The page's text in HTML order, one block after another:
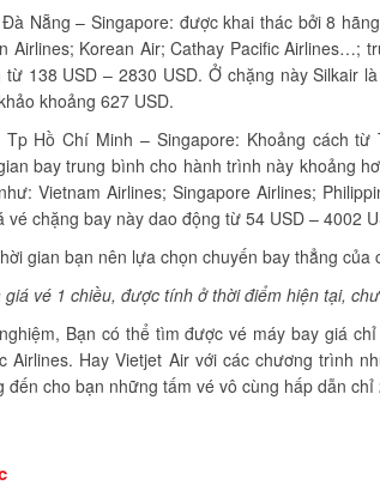
Nẵng – Singapore: được khai thác bởi 8
Airlines; Korean Air; Cathay Pacific Airlines…;
từ 138 USD – 2830 USD. Ở chặng này Silkair
khoảng 627 USD.
Hồ Chí Minh – Singapore: Khoảng cách
bay trung bình cho hành trình này khoảng
Vietnam Airlines; Singapore Airlines;
vé chặng bay này dao động từ 54 USD – 4002
gian bạn nên lựa chọn chuyến bay thẳng
vé 1 chiều, được tính ở thời điểm hiện tại,
Bạn có thể tìm được vé máy bay giá
Airlines. Hay Vietjet Air với các chương trình
đến cho bạn những tấm vé vô cùng hấp dẫn